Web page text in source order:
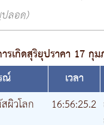
ลอด)
รเกิดสุริยุปราคา 17 กุ
ณ์
เวลา
ผิวโลก
16:56:25.2